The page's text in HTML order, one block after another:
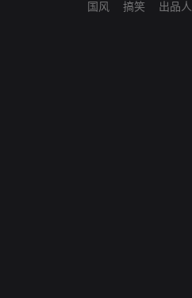
国风
搞笑
出品人